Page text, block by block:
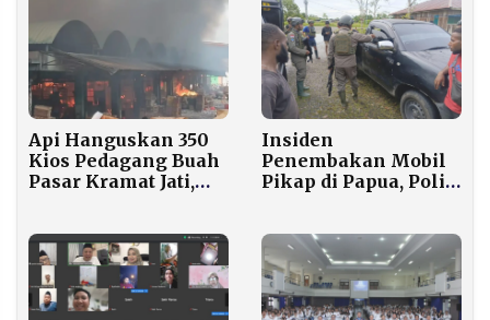
Api Hanguskan 350
Kios Pedagang Buah
Pasar Kramat Jati,
Insiden
Penembakan Mobil
Pikap di Papua, Polisi